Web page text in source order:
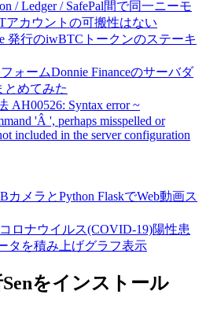
/ Ledger / SafePal間で同一ニーモ
アカウントの可搬性はない
発行のiwBTCトークンのステーキ
ォームDonnie Financeのサーバダ
とめてみた
AH00526: Syntax error ~
'Â ', perhaps misspelled or
included in the server configuration
カメラとPython FlaskでWeb動画ス
ロナウイルス(COVID-19)陽性患
タを積み上げグラフ表示
をインストール